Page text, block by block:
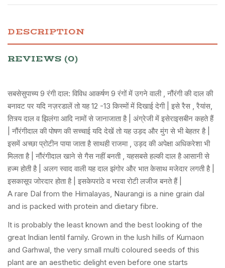
DESCRIPTION
REVIEWS (0)
सबसेसुपाच्य 9 रंगी दाल: विविध आकर्षण 9 रंगों में उगने वाली , नौंरंगी की दाल की
बनावट पर यदि नज़रडालें तो यह 12 -13 किस्मों में दिखाई देगी | इसे रैस , रैयांस,
तित्र्य दाल व झिलंगा आदि नामों से जानाजाता है | अंग्रेजी में इसेराइसबीन कहते हैं
| नौंरंगीदाल की पोषण की सच्चाई यदि देखें तो यह उड़द और मुंग से भी बेहतर है |
इसमें अच्छा प्रोटीन पाया जाता है साथही राजमा , उड़द की अपेक्षा अधिकरेशा भी
मिलता है | नौंरंगीदाल खाने से गैस नहीं बनती , यहसबसे हल्की दाल है आसानी से
हज्म होती है | अलग स्वाद वाली यह दाल झंगोर और भात केसाथ मजेदार लगती है |
इसकासूप जोरदार होता है | इसकेपरांठे व भरवा रोटी लजीज बनते हैं |
A rare Dal from the Himalayas, Naurangi is a nine grain dal
and is packed with protein and dietary fibre.
It is probably the least known and the best looking of the
great Indian lentil family. Grown in the lush hills of Kumaon
and Garhwal, the very small multi coloured seeds of this
plant are an aesthetic delight even before one starts